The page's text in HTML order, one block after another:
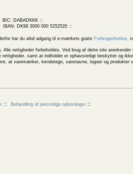
BIC: DABADKKK
IBAN: DK98 3000 000 5252520
har du altid adgang til e-mærkets gratis Forbrugerhotline,
Alle rettigheder forbeholdes. Ved brug af dette site
rettigheder, samt at indholdet er ophavsretligt beskyttet og
at varemærker, kendetegn, varenavne, logoer og
Behandling af personlige oplysninger